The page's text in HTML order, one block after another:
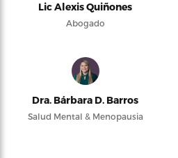
Lic Alexis Quiñones
Abogado
Dra. Bárbara D. Barros
Salud Mental & Menopausia